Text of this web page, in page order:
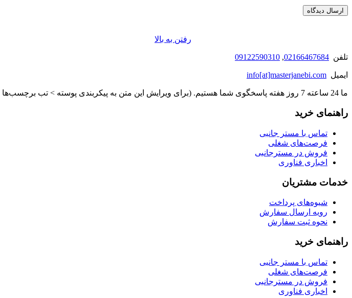
رفتن به بالا
تلفن 02166467684
,
09122590310
ایمیل info[at]masterjanebi.com
ما 24 ساعته 7 روز هفته پاسخگوی شما هستیم. (برای ویرایش این متن به پیکربندی پوسته > تب برچسب‌ها مراجعه نمایید.)
راهنمای خرید
تماس با مستر جانبی
فرصت‌های شغلی
فروش در مسترجانبی
اخباری فناوری
خدمات مشتریان
شیوه‌های پرداخت
رویه ارسال سفارش
نحوه ثبت سفارش
راهنمای خرید
تماس با مستر جانبی
فرصت‌های شغلی
فروش در مسترجانبی
اخباری فناوری